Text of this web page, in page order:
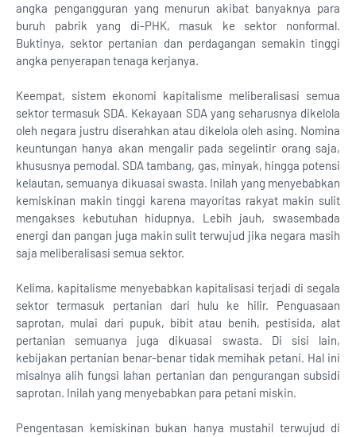
angka pengangguran yang menurun akibat banyaknya para
buruh pabrik yang di-PHK, masuk ke sektor nonformal.
Buktinya, sektor pertanian dan perdagangan semakin tinggi
angka penyerapan tenaga kerjanya.
Keempat, sistem ekonomi kapitalisme meliberalisasi semua
sektor termasuk SDA. Kekayaan SDA yang seharusnya dikelola
oleh negara justru diserahkan atau dikelola oleh asing. Nomina
keuntungan hanya akan mengalir pada segelintir orang saja,
khususnya pemodal. SDA tambang, gas, minyak, hingga potensi
kelautan, semuanya dikuasai swasta. Inilah yang menyebabkan
kemiskinan makin tinggi karena mayoritas rakyat makin sulit
mengakses kebutuhan hidupnya. Lebih jauh, swasembada
energi dan pangan juga makin sulit terwujud jika negara masih
saja meliberalisasi semua sektor.
Kelima, kapitalisme menyebabkan kapitalisasi terjadi di segala
sektor termasuk pertanian dari hulu ke hilir. Penguasaan
saprotan, mulai dari pupuk, bibit atau benih, pestisida, alat
pertanian semuanya juga dikuasai swasta. Di sisi lain,
kebijakan pertanian benar-benar tidak memihak petani. Hal ini
misalnya alih fungsi lahan pertanian dan pengurangan subsidi
saprotan. Inilah yang menyebabkan para petani miskin.
Pengentasan kemiskinan bukan hanya mustahil terwujud di